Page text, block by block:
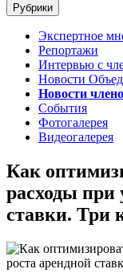
Рубрики
Экспертное
Репортажи
Интервью с
Новости
Новости
События
Фотогалерея
Видеогалерея
Как
расходы при
ставки. Три